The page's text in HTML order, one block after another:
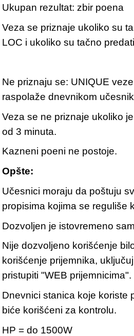
Ukupan rezultat: zbir poena
Veza se priznaje ukoliko su
LOC i ukoliko su tačno
Ne priznaju se: UNIQUE
raspolaže dnevnikom
Veza se ne priznaje ukoliko
od 3 minuta.
Kazneni poeni ne postoje.
Opšte:
Učesnici moraju da poštuju
propisima kojima se reguliše
Dozvoljen je istovremeno
Nije dozvoljeno korišćenje
korišćenje prijemnika,
pristupiti "WEB prijemnicima".
Dnevnici stanica koje
biće korišćeni za kontrolu.
HP = do 1500W